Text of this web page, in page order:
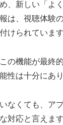
、新しい「よ
は、視聴体験
けられています
の機能が最終
性は十分にあり
なくても、ア
対応と言えます